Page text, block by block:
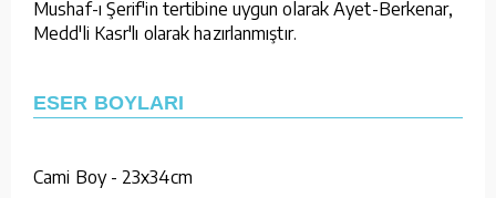
Mushaf-ı Şerif'in tertibine uygun olarak Ayet-Berkenar,
Medd'li Kasr'lı olarak hazırlanmıştır.
ESER BOYLARI
Cami Boy - 23x34cm